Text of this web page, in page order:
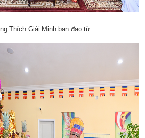
Thích Giải Minh ban đạo từ